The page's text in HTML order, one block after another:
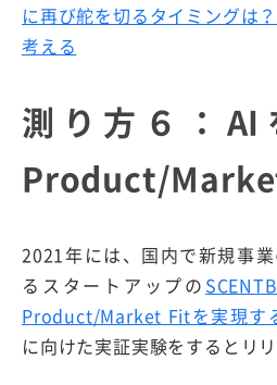
に再び舵を切るタイミングは
考える
測り方６：AI
Product/
2021年には、国内で新規事
るスタートアップの
Product/Market Fitを実現す
に向けた実証実験をするとリ